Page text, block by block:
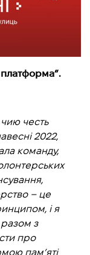
платформа”.
честь
2022,
команду,
– це
і я
з
про
пам’яті